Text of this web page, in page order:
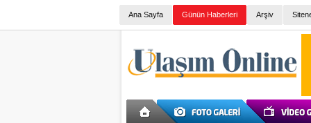
Ana Sayfa Günün Haberleri Arşiv